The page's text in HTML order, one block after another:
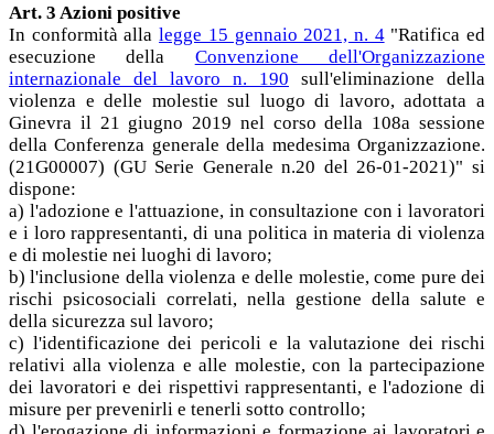
Art. 3 Azioni positive
In conformità allalegge 15 gennaio 2021, n. 4"Ratifica ed
esecuzione della Convenzione dell'Organizzazione
internazionale del lavoro n. 190 sull'eliminazione della
violenza e delle molestie sul luogo di lavoro, adottata a
Ginevra il 21 giugno 2019 nel corso della 108a sessione
della Conferenza generale della medesima Organizzazione.
(21G00007) (GU Serie Generale n.20 del 26-01-2021)" si
dispone:
a) l'adozione e l'attuazione, in consultazione con i lavoratori
e i loro rappresentanti, di una politica in materia di violenza
e di molestie nei luoghi di lavoro;
b) l'inclusione della violenza e delle molestie, come pure dei
rischi psicosociali correlati, nella gestione della salute e
della sicurezza sul lavoro;
c) l'identificazione dei pericoli e la valutazione dei rischi
relativi alla violenza e alle molestie, con la partecipazione
dei lavoratori e dei rispettivi rappresentanti, e l'adozione di
misure per prevenirli e tenerli sotto controllo;